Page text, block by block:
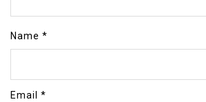
Name *
Email *